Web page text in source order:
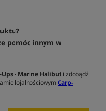
pomóc innym w
- Marine Halibut i zdobądź
lojalnościowymCarp-